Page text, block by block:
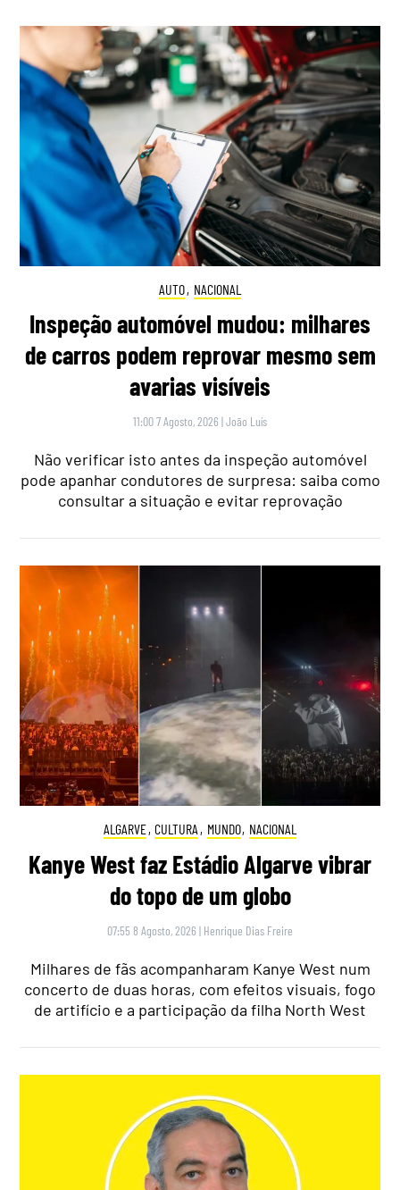
AUTO, NACIONAL
Inspeção automóvel mudou: milhares
de carros podem reprovar mesmo sem
avarias visíveis
11:00 7 Agosto, 2026 |João Luís
Não verificar isto antes da inspeção automóvel
pode apanhar condutores de surpresa: saiba como
consultar a situação e evitar reprovação
ALGARVE, CULTURA , MUNDO, NACIONAL
Kanye West faz Estádio Algarve vibrar
do topo de um globo
07:55 8 Agosto, 2026 | Henrique Dias Freire
Milhares de fãs acompanharam Kanye West num
concerto de duas horas, com efeitos visuais, fogo
de artifício e a participação da filha North West